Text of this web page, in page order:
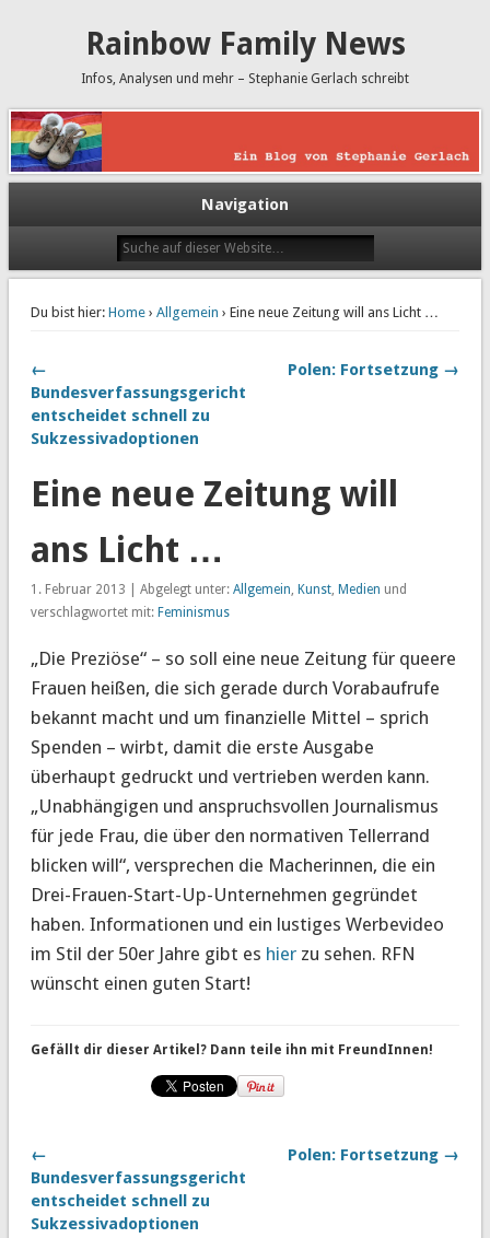
Rainbow Family News
Infos, Analysen und mehr – Stephanie Gerlach schreibt
Navigation
Du bist hier: Home› Allgemein › Eine neue Zeitung will ans Licht …
←
Bundesverfassungsgericht
entscheidet schnell zu
Sukzessivadoptionen
Polen: Fortsetzung →
Eine neue Zeitung will
ans Licht …
1. Februar 2013 | Abgelegt unter: Allgemein Kunst, Medien und
verschlagwortet mit: Feminismus
„Die Preziöse“ – so soll eine neue Zeitung für queere
Frauen heißen, die sich gerade durch Vorabaufrufe
bekannt macht und um finanzielle Mittel – sprich
Spenden – wirbt, damit die erste Ausgabe
überhaupt gedruckt und vertrieben werden kann.
„Unabhängigen und anspruchsvollen Journalismus
für jede Frau, die über den normativen Tellerrand
blicken will“, versprechen die Macherinnen, die ein
Drei-Frauen-Start-Up-Unternehmen gegründet
haben. Informationen und ein lustiges Werbevideo
im Stil der 50er Jahre gibt es hierzu sehen. RFN
wünscht einen guten Start!
Gefällt dir dieser Artikel? Dann teile ihn mit FreundInnen!
←
Bundesverfassungsgericht
entscheidet schnell zu
Sukzessivadoptionen
Polen: Fortsetzung →